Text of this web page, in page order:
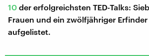
10 der erfolgreichsten TED-Talks:
Frauen und ein zwölfjähriger
aufgelistet.